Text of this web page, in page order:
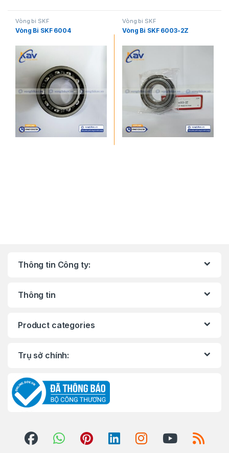
Vòng bi SKF
Vòng Bi SKF 6004
Vòng bi SKF
Vòng Bi SKF 6003-2Z
Thông tin Công ty:
Thông tin
Product categories
Trụ sở chính: